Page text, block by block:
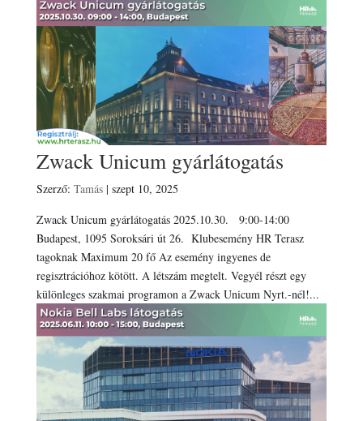
Zwack Unicum gyárlátogatás
Szerző: Tamás| szept 10, 2025
Zwack Unicum gyárlátogatás 2025.10.30. 9:00-14:00
Budapest, 1095 Soroksári út 26. Klubesemény HR Terasz
tagoknak Maximum 20 fő Az esemény ingyenes de
regisztrációhoz kötött. A létszám megtelt. Vegyél részt egy
különleges szakmai programon a Zwack Unicum Nyrt.-nél!...